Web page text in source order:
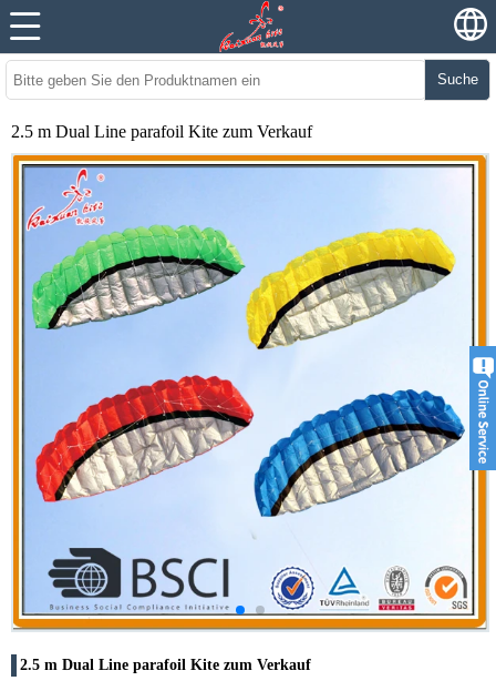
Suche
2.5 m Dual Line parafoil Kite zum Verkauf
2.5 m Dual Line parafoil Kite zum Verkauf